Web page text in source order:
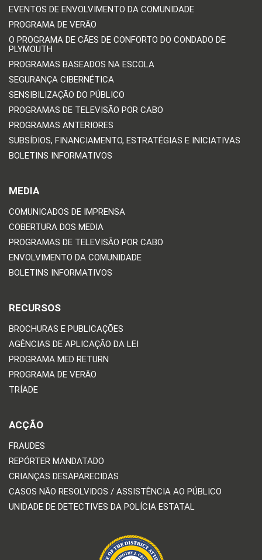
EVENTOS DE ENVOLVIMENTO DA COMUNIDADE
PROGRAMA DE VERÃO
O PROGRAMA DE CÃES DE CONFORTO DO CONDADO DE
PLYMOUTH
PROGRAMAS BASEADOS NA ESCOLA
SEGURANÇA CIBERNÉTICA
SENSIBILIZAÇÃO DO PÚBLICO
PROGRAMAS DE TELEVISÃO POR CABO
PROGRAMAS ANTERIORES
SUBSÍDIOS, FINANCIAMENTO, ESTRATÉGIAS E INICIATIVAS
BOLETINS INFORMATIVOS
MEDIA
COMUNICADOS DE IMPRENSA
COBERTURA DOS MEDIA
PROGRAMAS DE TELEVISÃO POR CABO
ENVOLVIMENTO DA COMUNIDADE
BOLETINS INFORMATIVOS
RECURSOS
BROCHURAS E PUBLICAÇÕES
AGÊNCIAS DE APLICAÇÃO DA LEI
PROGRAMA MED RETURN
PROGRAMA DE VERÃO
TRÍADE
ACÇÃO
FRAUDES
REPÓRTER MANDATADO
CRIANÇAS DESAPARECIDAS
CASOS NÃO RESOLVIDOS / ASSISTÊNCIA AO PÚBLICO
UNIDADE DE DETECTIVES DA POLÍCIA ESTATAL